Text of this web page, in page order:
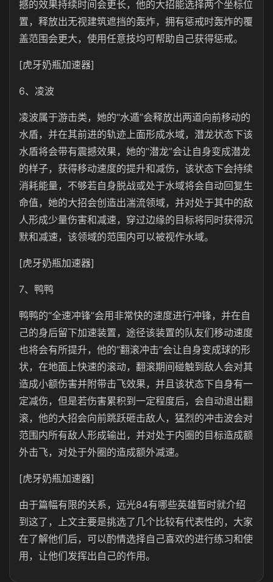
撼的效果持续时间会更长，他的大招能选择两个坐标位
置，释放出无视建筑遮挡的轰炸，拥有惩戒时轰炸的覆
盖范围会更大，使用任意技均可帮助自己获得惩戒。
[虎牙奶瓶加速器]
6、凌波
凌波属于游击类，她的“水遁”会释放出两道向前移动的
水盾，并在其前进的轨迹上面形成水域，潜龙状态下该
水盾将会带有震撼效果，她的“潜龙”会让自身变成潜龙
的样子，获得移动速度的提升和减伤，该状态下会持续
消耗能量，不够若自身脱战或处于水域将会自动回复生
命值，她的大招会创造出湍流领域，并对处于其中的敌
人形成少量伤害和减速，穿过边缘的目标将同时获得沉
默和减速，该领域的范围内可以被视作水域。
[虎牙奶瓶加速器]
7、鸭鸭
鸭鸭的“全速冲锋”会用非常快的速度进行冲锋，并在自
己的身后留下加速装置，途径该装置的队友们移动速度
也将会有所提升，他的“翻滚冲击”会让自身变成球的形
状，在地面上快速的滚动，翻滚期间碰触到敌人会对其
造成小额伤害并附带击飞效果，并且该状态下自身有一
定减伤，但是若伤害累积到一定程度后，会自动退出翻
滚，他的大招会向前跳跃砸击敌人，猛烈的冲击波会对
范围内所有敌人形成输出，并对处于内圈的目标造成额
外击飞，对处于外圈的造成额外减速。
[虎牙奶瓶加速器]
由于篇幅有限的关系，远光84有哪些英雄暂时就介绍
到这了，上文主要是挑选了几个比较有代表性的，大家
在了解他们后，可以酌情选择自己喜欢的进行练习和使
用，让他们发挥出自己的作用。